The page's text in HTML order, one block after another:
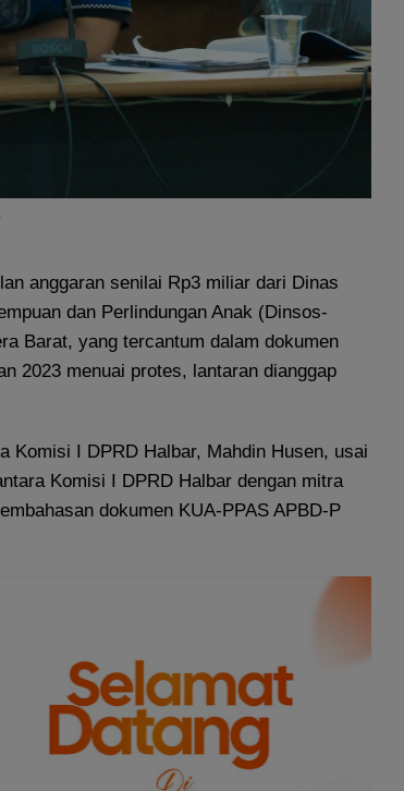
anggaran senilai Rp3 miliar dari Dinas
dan Perlindungan Anak (Dinsos-
Barat, yang tercantum dalam dokumen
2023 menuai protes, lantaran dianggap
Komisi I DPRD Halbar, Mahdin Husen, usai
Komisi I DPRD Halbar dengan mitra
dokumen KUA-PPAS APBD-P